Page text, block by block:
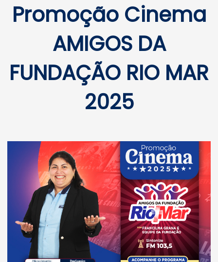
Promoção Cinema
AMIGOS DA
FUNDAÇÃO RIO MAR
2025